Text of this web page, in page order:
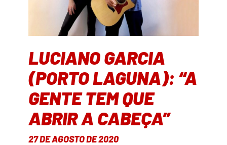
LUCIANO GARCIA
(PORTO LAGUNA): “A
GENTE TEM QUE
ABRIR A CABEÇA”
27 DE AGOSTO DE 2020